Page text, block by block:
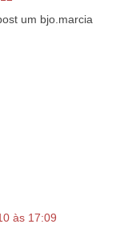
um bjo.marcia
às 17:09